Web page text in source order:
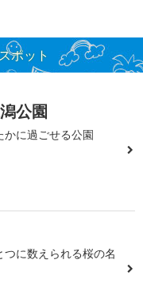
ポット
公園
かに過ごせる公園
に数えられる桜の名